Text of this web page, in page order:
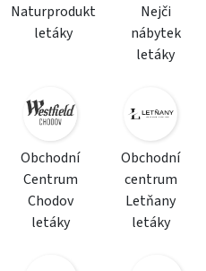
Naturprodukt
letáky
Nejči
nábytek
letáky
Obchodní
Centrum
Chodov
letáky
Obchodní
centrum
Letňany
letáky